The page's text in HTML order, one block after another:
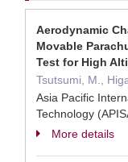
Aerodynamic
Movable
Test for High
Tsutsumi, M.,
Asia Pacific
Technology
More details